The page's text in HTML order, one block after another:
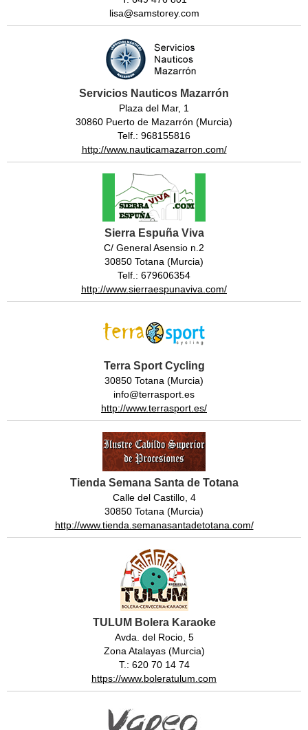
lisa@samstorey.com
Servicios Nauticos Mazarrón
Plaza del Mar, 1
30860 Puerto de Mazarrón (Murcia)
Telf.: 968155816
http://www.nauticamazarron.com/
Sierra Espuña Viva
C/ General Asensio n.2
30850 Totana (Murcia)
Telf.: 679606354
http://www.sierraespunaviva.com/
Terra Sport Cycling
30850 Totana (Murcia)
info@terrasport.es
http://www.terrasport.es/
Tienda Semana Santa de Totana
Calle del Castillo, 4
30850 Totana (Murcia)
http://www.tienda.semanasantadetotana.com/
TULUM Bolera Karaoke
Avda. del Rocio, 5
Zona Atalayas (Murcia)
T.: 620 70 14 74
https://www.boleratulum.com